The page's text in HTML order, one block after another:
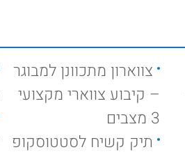
צווארון מתכוונן למבוגר
– קיבוע צווארי מקצועי
3 מצבים
תיק קשיח לסטטוסקופ